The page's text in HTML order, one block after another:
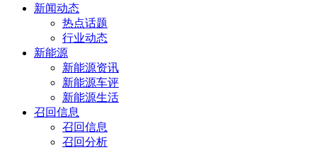
新闻动态
热点话题
行业动态
新能源
新能源资讯
新能源车评
新能源生活
召回信息
召回信息
召回分析